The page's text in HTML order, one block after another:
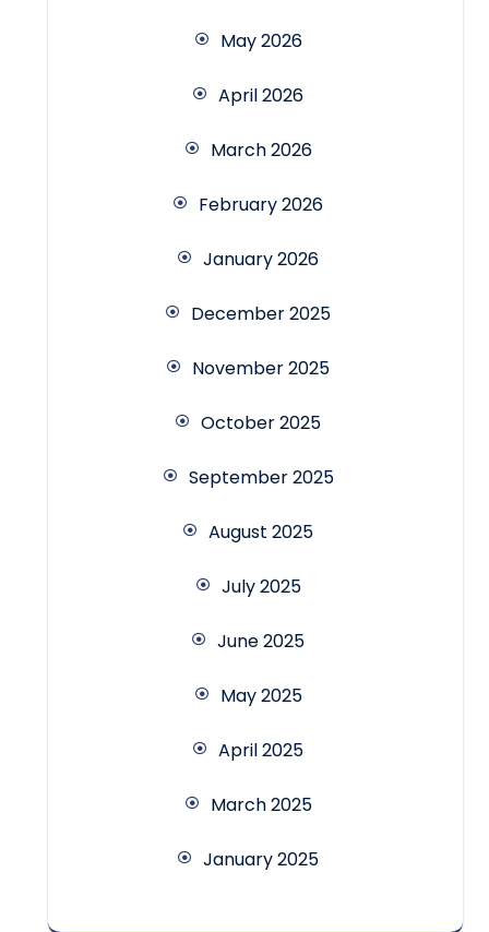
May 2026
April 2026
March 2026
February 2026
January 2026
December 2025
November 2025
October 2025
September 2025
August 2025
July 2025
June 2025
May 2025
April 2025
March 2025
January 2025